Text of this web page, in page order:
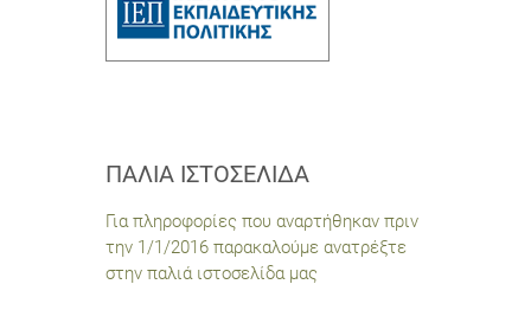
ΠΑΛΙΆ ΙΣΤΟΣΕΛΊΔΑ
Για πληροφορίες που αναρτήθηκαν πριν
την 1/1/2016 παρακαλούμε ανατρέξτε
στην παλιά ιστοσελίδα μας